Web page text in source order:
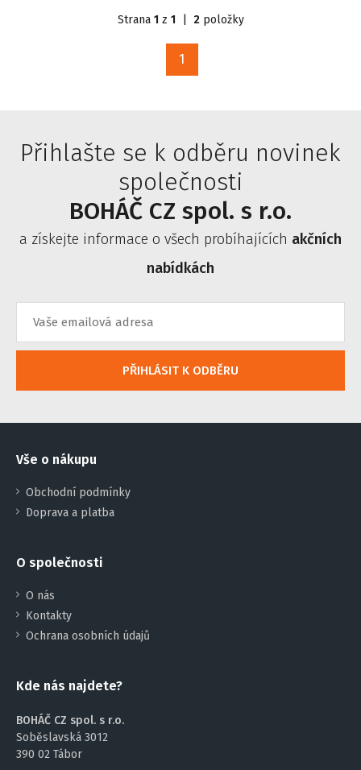
Strana 1 z 1 2položky
1
Přihlašte se k odběru novinek
společnosti
BOHÁČ CZ spol. s r.o.
a získejte informace o všech probíhajících akčních
nabídkách
PŘIHLÁSIT K ODBĚRU
Vše o nákupu
Obchodní podmínky
Doprava a platba
O společnosti
O nás
Kontakty
Ochrana osobních údajů
Kde nás najdete?
BOHÁČ CZ spol. s r.o.
Soběslavská 3012
390 02 Tábor